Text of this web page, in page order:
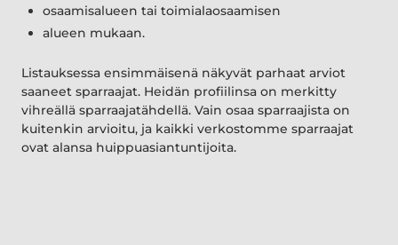
osaamisalueen tai toimialaosaamisen
alueen mukaan.
Listauksessa ensimmäisenä näkyvät parhaat arviot
saaneet sparraajat. Heidän profiilinsa on merkitty
vihreällä sparraajatähdellä. Vain osaa sparraajista on
kuitenkin arvioitu, ja kaikki verkostomme sparraajat
ovat alansa huippuasiantuntijoita.